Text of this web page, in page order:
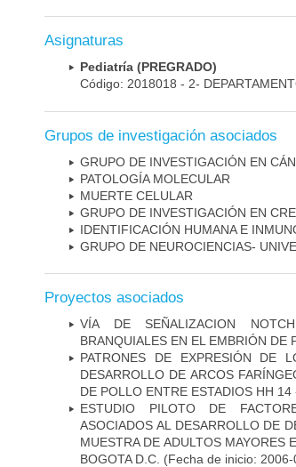
Asignaturas
Pediatría (PREGRADO)
Código: 2018018 - 2-
Grupos de investigación asociados
GRUPO DE INVESTIGACIÓN EN
PATOLOGÍA MOLECULAR
MUERTE CELULAR
GRUPO DE INVESTIGACIÓN EN
IDENTIFICACIÓN HUMANA E
GRUPO DE NEUROCIENCIAS-
Proyectos asociados
VÍA DE SEÑALIZACION
BRANQUIALES EN EL EMBRIÓN DE
PATRONES DE EXPRESIÓN DE
DESARROLLO DE ARCOS
DE POLLO ENTRE ESTADIOS HH 14
ESTUDIO PILOTO DE
ASOCIADOS AL DESARROLLO DE
MUESTRA DE ADULTOS MAYORES
BOGOTA D.C. (Fecha de inicio: